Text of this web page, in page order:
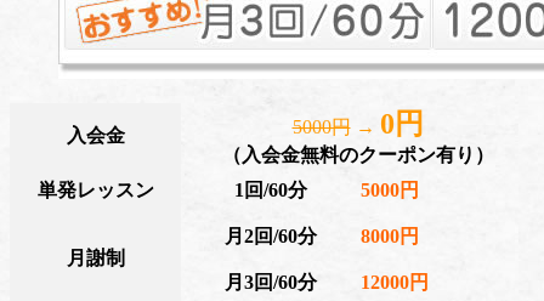
入会金 5000円→ 0円
（入会金無料のクーポン有り）
単発レッスン
1回/60分 5000円
月謝制
月2回/60分 8000円
月3回/60分 12000円